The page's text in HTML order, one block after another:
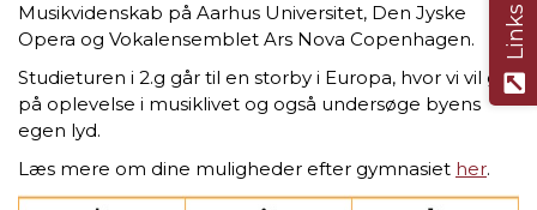
Musikvidenskab på Aarhus Universitet, Den Jyske
Opera og Vokalensemblet Ars Nova Copenhagen.
Studieturen i 2.g går til en storby i Europa, hvor vi vil gå
på oplevelse i musiklivet og også undersøge byens
egen lyd.
Læs mere om dine muligheder efter gymnasiet her.
Links